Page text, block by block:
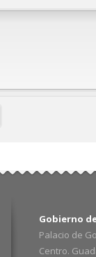
Gobierno
Palacio de
Centro.